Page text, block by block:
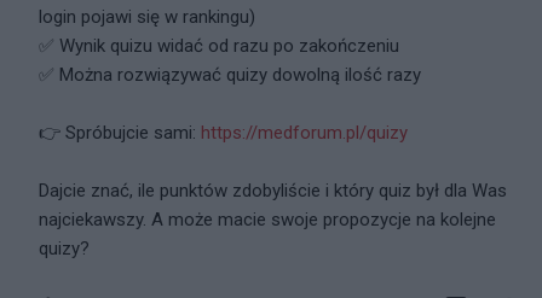
login pojawi się w rankingu)
✅ Wynik quizu widać od razu po zakończeniu
✅ Można rozwiązywać quizy dowolną ilość razy
👉 Spróbujcie sami: https://medforum.pl/quizy
Dajcie znać, ile punktów zdobyliście i który quiz był dla Was
najciekawszy. A może macie swoje propozycje na kolejne
quizy?